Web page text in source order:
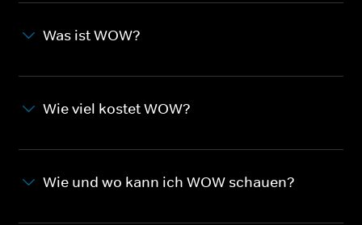
Was ist WOW?
Wie viel kostet WOW?
Wie und wo kann ich WOW schauen?